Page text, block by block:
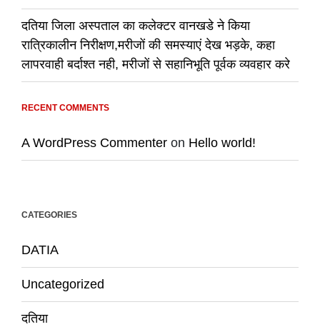
दतिया जिला अस्पताल का कलेक्टर वानखडे ने किया
रात्रिकालीन निरीक्षण,मरीजों की समस्याएं देख भड़के, कहा
लापरवाही बर्दाश्त नही, मरीजों से सहानिभूति पूर्वक व्यवहार करे
RECENT COMMENTS
A WordPress Commenter on Hello world!
CATEGORIES
DATIA
Uncategorized
दतिया